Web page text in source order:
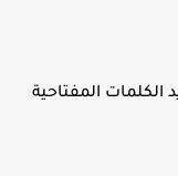
المفتاحية